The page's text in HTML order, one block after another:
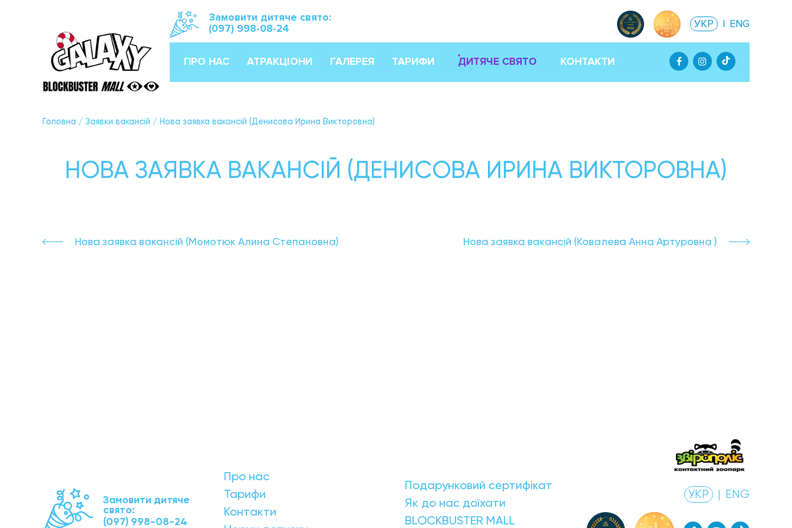
ПРО НАС АТРАКЦІОНИ ГАЛЕРЕЯ ТАРИФИ ДИТЯЧЕ СВЯТО КОНТАКТИ
Замовити дитяче свято:
(097) 998-08-24
УКР | ENG
Головна / Заявки вакансій / Нова заявка вакансій (Денисова Ирина Викторовна)
НОВА ЗАЯВКА ВАКАНСІЙ (ДЕНИСОВА ИРИНА ВИКТОРОВНА)
Нова заявка вакансій (Момотюк Алина Степановна) Нова заявка вакансій (Ковалева Анна Артуровна )
Замовити дитяче
свято:
(097) 998-08-24
Про нас
Тарифи
Контакти
Подарунковий сертифікат
Як до нас доїхати
BLOCKBUSTER MALL
УКР | ENG